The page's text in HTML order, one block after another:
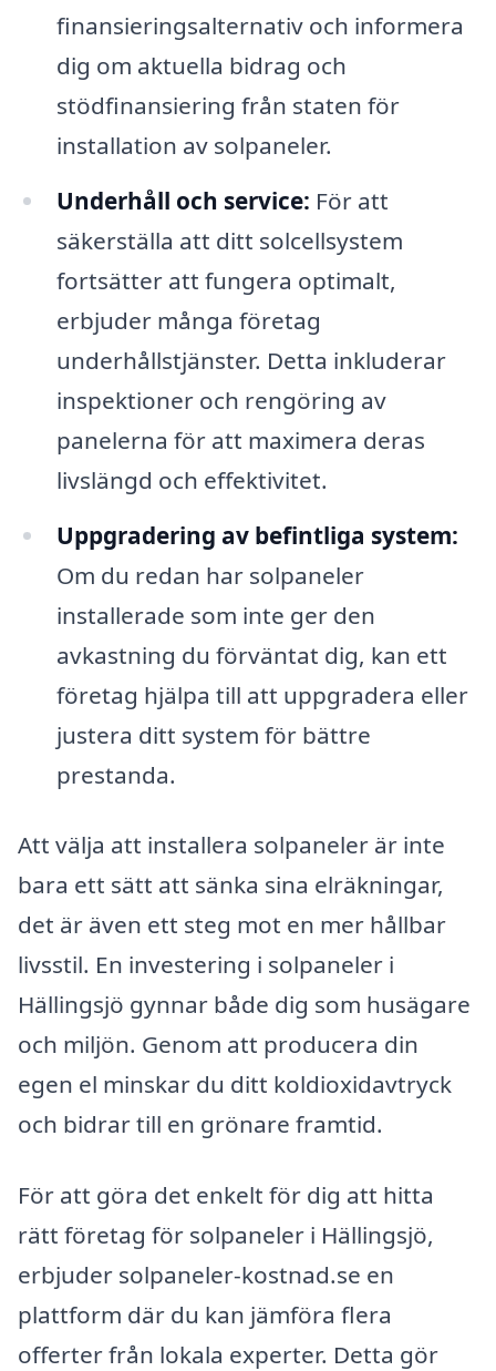
finansieringsalternativ och informera
dig om aktuella bidrag och
stödfinansiering från staten för
installation av solpaneler.
Underhåll och service: För att
säkerställa att ditt solcellsystem
fortsätter att fungera optimalt,
erbjuder många företag
underhållstjänster. Detta inkluderar
inspektioner och rengöring av
panelerna för att maximera deras
livslängd och effektivitet.
Uppgradering av befintliga system:
Om du redan har solpaneler
installerade som inte ger den
avkastning du förväntat dig, kan ett
företag hjälpa till att uppgradera eller
justera ditt system för bättre
prestanda.
Att välja att installera solpaneler är inte
bara ett sätt att sänka sina elräkningar,
det är även ett steg mot en mer hållbar
livsstil. En investering i solpaneler i
Hällingsjö gynnar både dig som husägare
och miljön. Genom att producera din
egen el minskar du ditt koldioxidavtryck
och bidrar till en grönare framtid.
För att göra det enkelt för dig att hitta
rätt företag för solpaneler i Hällingsjö,
erbjuder solpaneler-kostnad.se en
plattform där du kan jämföra flera
offerter från lokala experter. Detta gör